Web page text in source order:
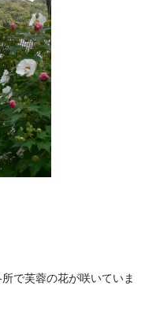
で芙蓉の花が咲いていま